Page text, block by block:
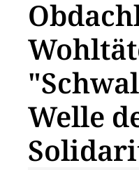
Welle